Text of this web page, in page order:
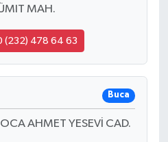
MAH.
(232) 478 64 63
Buca
AHMET YESEVİ CAD.